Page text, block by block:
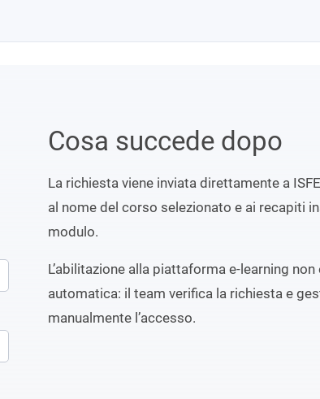
Cosa succede dopo
La richiesta viene inviata direttamente a
al nome del corso selezionato e ai recapiti
modulo.
L’abilitazione alla piattaforma e-learning non
automatica: il team verifica la richiesta e
manualmente l’accesso.